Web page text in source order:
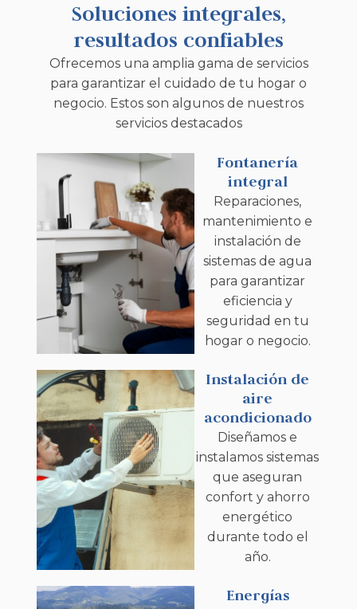
Soluciones integrales,
resultados confiables
Ofrecemos una amplia gama de servicios
para garantizar el cuidado de tu hogar o
negocio. Estos son algunos de nuestros
servicios destacados
Fontanería
integral
Reparaciones,
mantenimiento e
instalación de
sistemas de agua
para garantizar
eficiencia y
seguridad en tu
hogar o negocio.
Instalación de
aire
acondicionado
Diseñamos e
instalamos sistemas
que aseguran
confort y ahorro
energético
durante todo el
año.
Energías